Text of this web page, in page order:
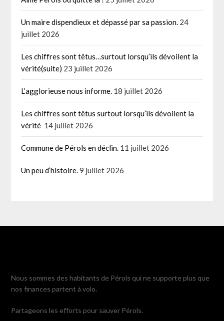
Un maire dispendieux et dépassé par sa passion. 24
juillet 2026
Les chiffres sont têtus…surtout lorsqu’ils dévoilent la
vérité(suite) 23 juillet 2026
L’agglorieuse nous informe. 18 juillet 2026
Les chiffres sont têtus surtout lorsqu’ils dévoilent la
vérité 14 juillet 2026
Commune de Pérols en déclin. 11 juillet 2026
Un peu d’histoire.9 juillet 2026
Nous sommes des habitants de Pérols qui ne supporte plus que
nos finances partent à volo.
Partageons les efforts pour sauver Pérols.